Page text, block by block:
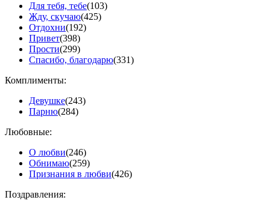
Для тебя, тебе(103)
Жду, скучаю(425)
Отдохни(192)
Привет(398)
Прости(299)
Спасибо, благодарю(331)
Комплименты:
Девушке(243)
Парню(284)
Любовные:
О любви(246)
Обнимаю(259)
Признания в любви(426)
Поздравления: